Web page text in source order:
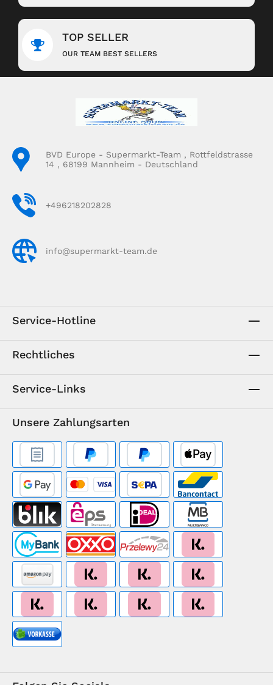
TOP SELLER
OUR TEAM BEST SELLERS
BVD Europe - Supermarkt-Team , Rottfeldstrasse
14 , 68199 Mannheim - Deutschland
+496218202828
info@supermarkt-team.de
Service-Hotline
Rechtliches
Service-Links
Unsere Zahlungsarten